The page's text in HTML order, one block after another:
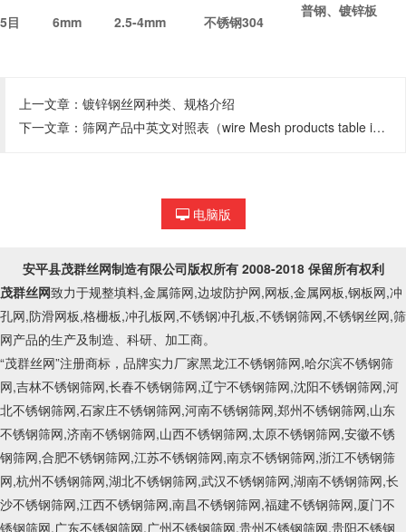
5目 6mm 2.5-4mm 不锈钢304
普钢、镀锌板
上一文章： 镀锌钢丝网种类、规格介绍
下一文章： 筛网产品中英文对照表（wire Mesh products table in both Chinese and English）
电脑版
安平县茂群丝网制造有限公司版权所有 2008-2018 保留所有权利
茂群丝网致力于规整填料,金属筛网,边坡防护网,网板,金属网板,钢板网,冲
孔网,防滑网板,格栅板,冲孔板网,不锈钢冲孔板,不锈钢筛网,不锈钢丝网,筛
网产品的生产及制造、科研、加工商。
“茂群丝网”注册商标，品牌实力厂家黑龙江不锈钢筛网,哈尔滨不锈钢筛
网,吉林不锈钢筛网,长春不锈钢筛网,辽宁不锈钢筛网,沈阳不锈钢筛网,河
北不锈钢筛网,石家庄不锈钢筛网,河南不锈钢筛网,郑州不锈钢筛网,山东
不锈钢筛网,济南不锈钢筛网,山西不锈钢筛网,太原不锈钢筛网,安徽不锈
钢筛网,合肥不锈钢筛网,江苏不锈钢筛网,南京不锈钢筛网,浙江不锈钢筛
网,杭州不锈钢筛网,湖北不锈钢筛网,武汉不锈钢筛网,湖南不锈钢筛网,长
沙不锈钢筛网,江西不锈钢筛网,南昌不锈钢筛网,福建不锈钢筛网,厦门不
锈钢筛网,广东不锈钢筛网,广州不锈钢筛网,贵州不锈钢筛网,贵阳不锈钢